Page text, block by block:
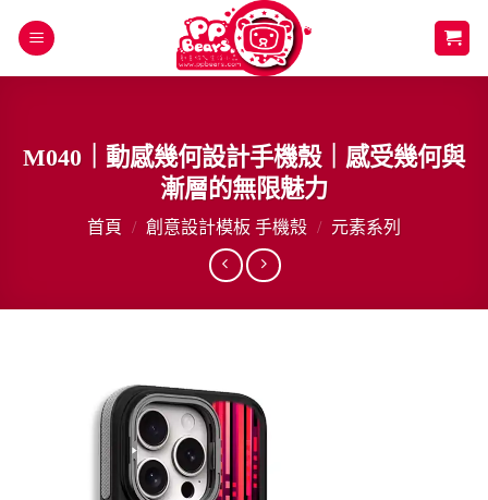
M040｜動感幾何設計手機殼｜感受幾何與
漸層的無限魅力
首頁 / 創意設計模板 手機殼 / 元素系列